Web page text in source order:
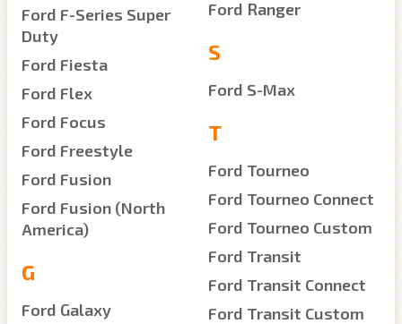
Ford F-Series Super
Duty
Ford Fiesta
Ford Flex
Ford Focus
Ford Freestyle
Ford Fusion
Ford Fusion (North
America)
G
Ford Galaxy
Ford Ranger
S
Ford S-Max
T
Ford Tourneo
Ford Tourneo Connect
Ford Tourneo Custom
Ford Transit
Ford Transit Connect
Ford Transit Custom